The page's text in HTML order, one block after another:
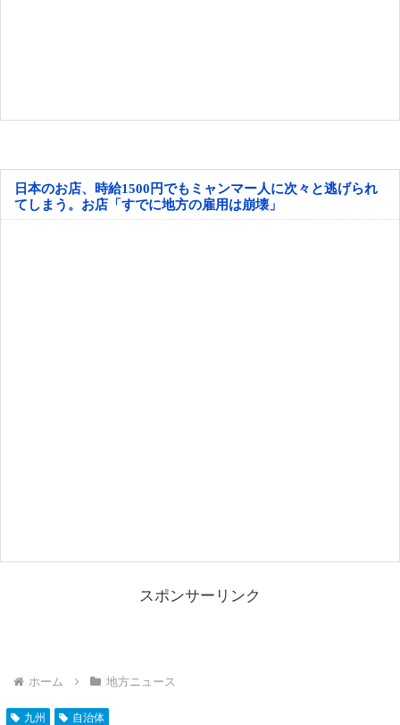
日本のお店、時給1500円でもミャンマー人に次々と逃げられ
てしまう。お店「すでに地方の雇用は崩壊」
スポンサーリンク
ホーム 地方ニュース
九州 自治体